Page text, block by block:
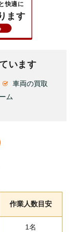
快適に
ます
います
車両の買取
ム
作業人数目安
1名